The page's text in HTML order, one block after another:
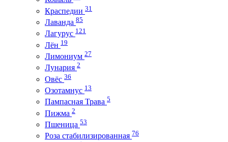
Краспедии 31
Лаванда 85
Лагурус 121
Лён 19
Лимониум 27
Лунария 2
Овёс 36
Озотамнус 13
Пампасная Трава 5
Пижма 2
Пшеница 53
Роза стабилизированная 76